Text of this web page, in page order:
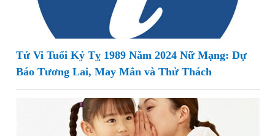
Tử Vi Tuổi Kỷ Tỵ 1989 Năm 2024 Nữ Mạng: Dự
Báo Tương Lai, May Mắn và Thử Thách